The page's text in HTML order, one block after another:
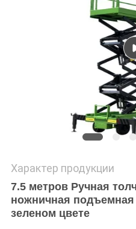
Характер продукции
7.5 метров Ручная
ножничная
зеленом цвете